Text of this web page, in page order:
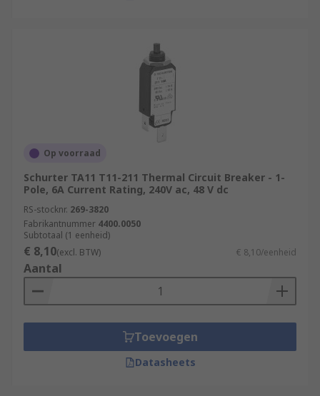
Op voorraad
Schurter TA11 T11-211 Thermal Circuit Breaker - 1-
Pole, 6A Current Rating, 240V ac, 48 V dc
RS-stocknr. 269-3820
Fabrikantnummer 4400.0050
Subtotaal (1 eenheid)
€ 8,10(excl. BTW) € 8,10/eenheid
Aantal
Toevoegen
Datasheets